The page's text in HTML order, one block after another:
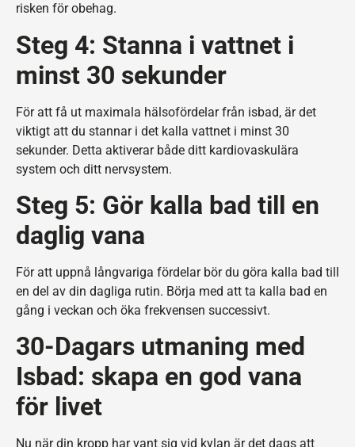
risken för obehag.
Steg 4: Stanna i vattnet i
minst 30 sekunder
För att få ut maximala hälsofördelar från isbad, är det
viktigt att du stannar i det kalla vattnet i minst 30
sekunder. Detta aktiverar både ditt kardiovaskulära
system och ditt nervsystem.
Steg 5: Gör kalla bad till en
daglig vana
För att uppnå långvariga fördelar bör du göra kalla bad till
en del av din dagliga rutin. Börja med att ta kalla bad en
gång i veckan och öka frekvensen successivt.
30-Dagars utmaning med
Isbad: skapa en god vana
för livet
Nu när din kropp har vant sig vid kylan är det dags att